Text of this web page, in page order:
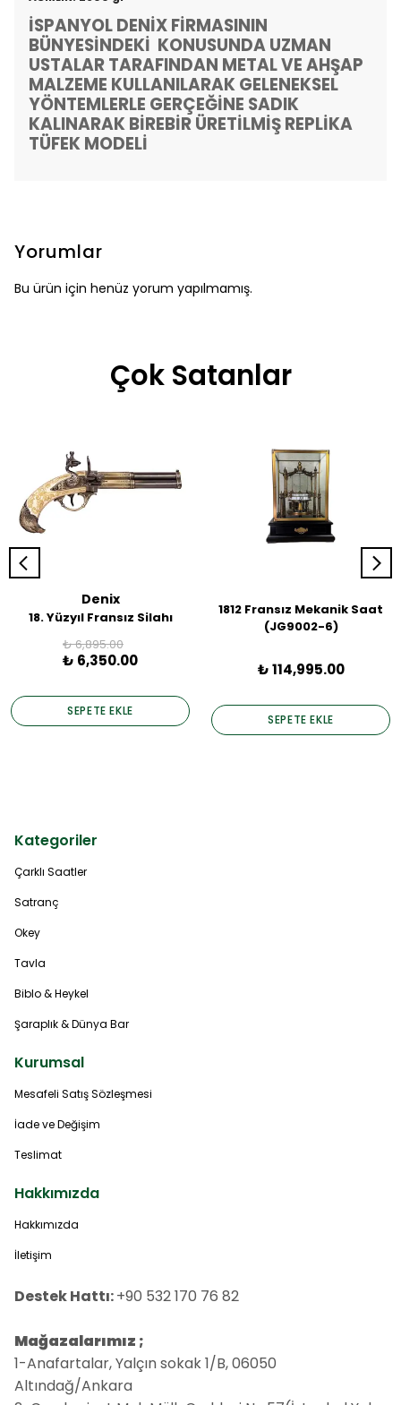
İSPANYOL DENİX FİRMASININ
BÜNYESİNDEKİ KONUSUNDA UZMAN
USTALAR TARAFINDAN METAL VE AHŞAP
MALZEME KULLANILARAK GELENEKSEL
YÖNTEMLERLE GERÇEĞİNE SADIK
KALINARAK BİREBİR ÜRETİLMİŞ REPLİKA
TÜFEK MODELİ
Yorumlar
Bu ürün için henüz yorum yapılmamış.
Çok Satanlar
Denix
18. Yüzyıl Fransız Silahı
₺ 6,895.00
₺ 6,350.00
SEPETE EKLE
1812 Fransız Mekanik Saat
(JG9002-6)
₺ 114,995.00
SEPETE EKLE
Kategoriler
Çarklı Saatler
Satranç
Okey
Tavla
Biblo & Heykel
Şaraplık & Dünya Bar
Kurumsal
Mesafeli Satış Sözleşmesi
İade ve Değişim
Teslimat
Hakkımızda
Hakkımızda
İletişim
Destek Hattı:+90 532 170 76 82
Mağazalarımız ;
1-Anafartalar, Yalçın sokak 1/B, 06050
Altındağ/Ankara